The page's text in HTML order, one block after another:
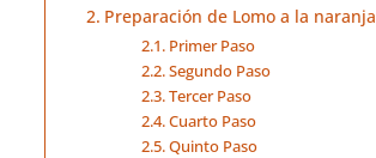
Preparación de Lomo a la naranja
Primer Paso
Segundo Paso
Tercer Paso
Cuarto Paso
Quinto Paso